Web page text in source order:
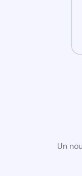
Un